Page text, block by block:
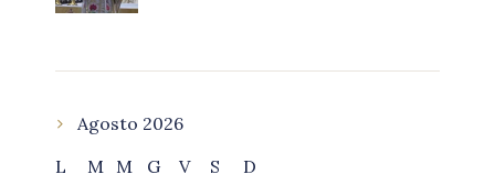
Agosto 2026
L
M M G V S
D